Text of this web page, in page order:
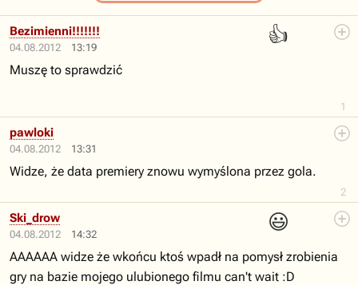
04.08.2012 13:19
👍
1
Bezimienni!!!!!!!
Muszę to sprawdzić
04.08.2012 13:31
2
pawloki
Widze, że data premiery znowu wymyślona przez gola.
04.08.2012 14:32
😃
Ski_drow
AAAAAA widze że wkońcu ktoś wpadł na pomysł zrobienia
gry na bazie mojego ulubionego filmu can't wait :D